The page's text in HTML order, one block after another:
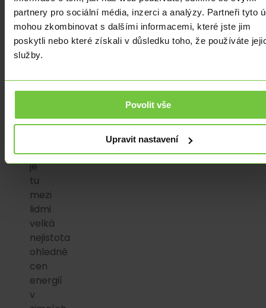
partnery pro sociální média, inzerci a analýzy. Partneři tyto
mohou zkombinovat s dalšími informacemi, které jste jim
poskytli nebo které získali v důsledku toho, že používáte
služby.
Povolit vše
Upravit nastavení
nízká,
ceny
rostou
tak
že
reálná
jde
Navíc
je
tu
mezi
lidmi
velká
nejistota
ohledně
cen
energií
v